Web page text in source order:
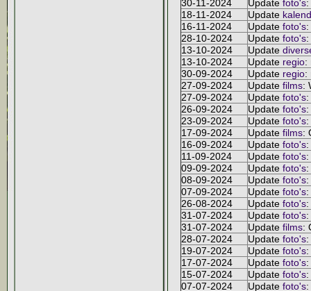
30-11-2024
Update foto's:
18-11-2024
Update
16-11-2024
Update foto's:
28-10-2024
Update foto's:
13-10-2024
Update
13-10-2024
Update regio:
30-09-2024
Update regio:
27-09-2024
Update films:
27-09-2024
Update foto's:
26-09-2024
Update foto's:
23-09-2024
Update foto's:
17-09-2024
Update films:
16-09-2024
Update foto's:
11-09-2024
Update foto's:
09-09-2024
Update foto's:
08-09-2024
Update foto's:
07-09-2024
Update foto's:
26-08-2024
Update foto's:
31-07-2024
Update foto's:
31-07-2024
Update films:
28-07-2024
Update foto's:
19-07-2024
Update foto's:
17-07-2024
Update foto's:
15-07-2024
Update foto's:
07-07-2024
Update foto's: